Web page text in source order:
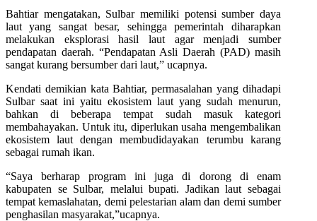
Bahtiar mengatakan, Sulbar memiliki potensi sumber daya
laut yang sangat besar, sehingga pemerintah diharapkan
melakukan eksplorasi hasil laut agar menjadi sumber
pendapatan daerah. “Pendapatan Asli Daerah (PAD) masih
sangat kurang bersumber dari laut,” ucapnya.
Kendati demikian kata Bahtiar, permasalahan yang dihadapi
Sulbar saat ini yaitu ekosistem laut yang sudah menurun,
bahkan di beberapa tempat sudah masuk kategori
membahayakan. Untuk itu, diperlukan usaha mengembalikan
ekosistem laut dengan membudidayakan terumbu karang
sebagai rumah ikan.
“Saya berharap program ini juga di dorong di enam
kabupaten se Sulbar, melalui bupati. Jadikan laut sebagai
tempat kemaslahatan, demi pelestarian alam dan demi sumber
penghasilan masyarakat,”ucapnya.